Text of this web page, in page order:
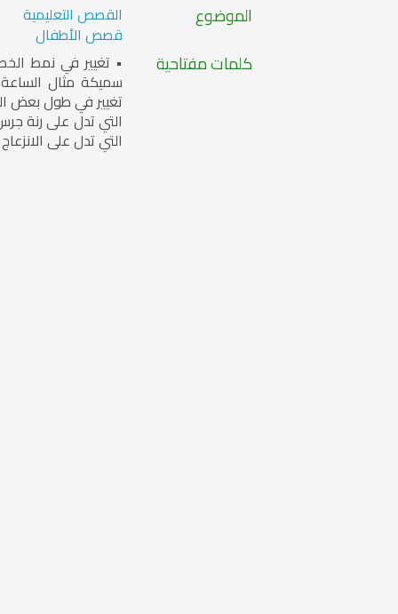
الموضوع القصص التعليمية
قصص الأطفال
كلمات مفتاحية • تغيير في نمط
سميكة مثال الساعة
تغيير في طول بعض
التي تدل على رنة
التي تدل على